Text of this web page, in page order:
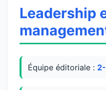
Leadership
Équipe éditoriale :